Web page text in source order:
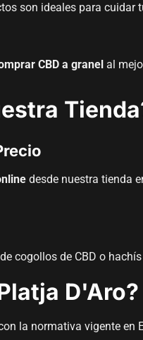
son ideales para cuidar
CBD a granel al
desde nuestra tienda
cogollos de CBD o hachís
D'Aro?
la normativa vigente